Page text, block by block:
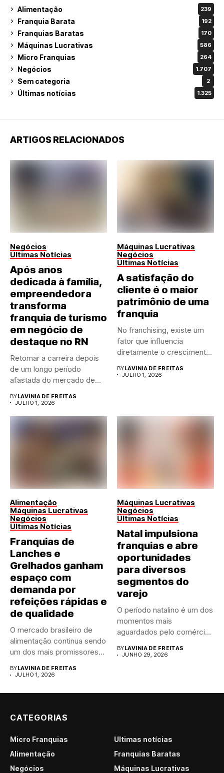
Alimentação 239
Franquia Barata 192
Franquias Baratas 170
Máquinas Lucrativas 586
Micro Franquias 264
Negócios 1.707
Sem categoria 2
Últimas notícias 1.325
ARTIGOS RELACIONADOS
Negócios
Últimas Notícias
Após anos
dedicada à família,
empreendedora
transforma
franquia de turismo
em negócio de
destaque no RN
Retomar a carreira depois
de um longo período
afastada do mercado de...
BYLAVINIA DE FREITAS
JULHO 1, 2026
Máquinas Lucrativas
Negócios
Últimas Notícias
A satisfação do
cliente é o maior
patrimônio de uma
franquia
No franchising, existe um
fator que influencia
diretamente o crescimento
BYLAVINIA DE FREITAS
JULHO 1, 2026
Alimentação
Máquinas Lucrativas
Negócios
Últimas Notícias
Franquias de
Lanches e
Grelhados ganham
espaço com
demanda por
refeições rápidas e
de qualidade
O mercado brasileiro de
alimentação continua sendo
um dos mais promissores
BYLAVINIA DE FREITAS
JULHO 1, 2026
Máquinas Lucrativas
Negócios
Últimas Notícias
Natal impulsiona
franquias e abre
oportunidades
para diversos
segmentos do
varejo
O período natalino é um dos
momentos mais
aguardados pelo comércio
BYLAVINIA DE FREITAS
JUNHO 29, 2026
CATEGORIAS
Micro Franquias
Últimas notícias
Alimentação
Franquias Baratas
Negócios
Máquinas Lucrativas